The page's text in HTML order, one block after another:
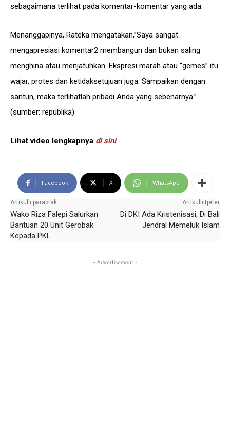
sebagaimana terlihat pada komentar-komentar yang ada.
Menanggapinya, Rateka mengatakan,”Saya sangat
mengapresiasi komentar2 membangun dan bukan saling
menghina atau menjatuhkan. Ekspresi marah atau “gemes” itu
wajar, protes dan ketidaksetujuan juga. Sampaikan dengan
santun, maka terlihatlah pribadi Anda yang sebenarnya.”
(sumber: republika)
Lihat video lengkapnya di sini
Facebook X WhatsApp
Artikulli paraprak
Wako Riza Falepi Salurkan
Bantuan 20 Unit Gerobak
Kepada PKL
Artikulli tjetër
Di DKI Ada Kristenisasi, Di Bali
Jendral Memeluk Islam
- Advertisement -